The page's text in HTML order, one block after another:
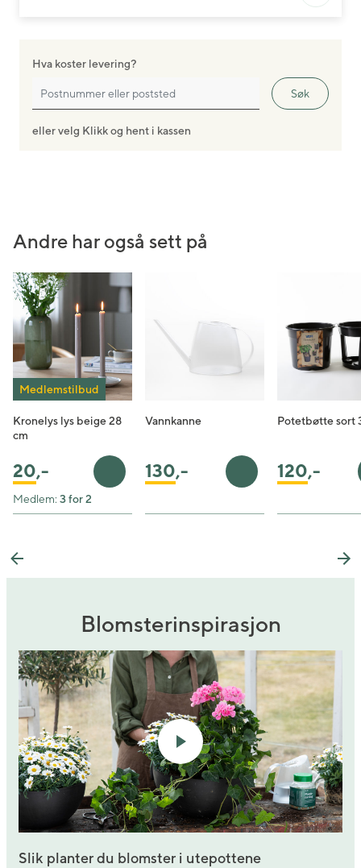
Hva koster levering?
Søk
eller velg Klikk og hent i kassen
Andre har også sett på
Medlemstilbud
Kronelys lys beige 28
cm
20,- Legg i handlekurv
Medlem: 3 for 2
Vannkanne
130,- Legg i handlekurv
Potetbøtte sort
120,-
Previous
Blomsterinspirasjon
Slik planter du blomster i utepottene